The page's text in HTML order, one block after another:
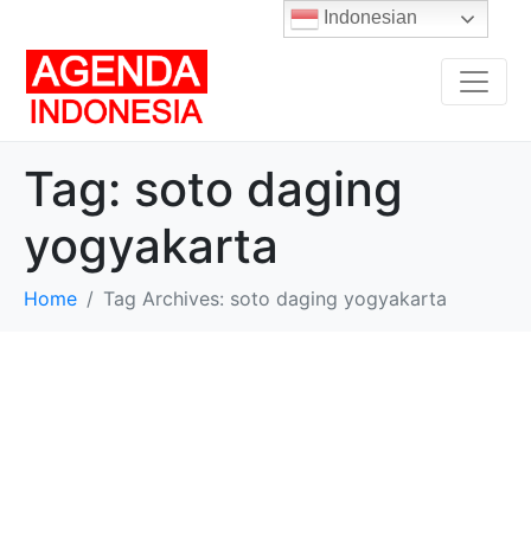
Tag: soto daging
yogyakarta
Home Tag Archives: soto daging yogyakarta
Indonesian